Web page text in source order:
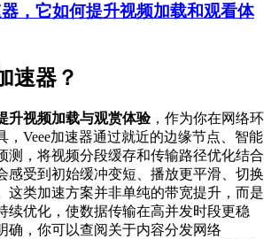
器，它如何提升视频加载和观看体
速器？
升视频加载与观赏体验，作为你在网络环
，Veee加速器通过就近的边缘节点、智能
测，将视频分段缓存和传输路径优化结合
感受到初始缓冲变短、播放更平滑、切换
这类加速方案并非单纯的带宽提升，而是
续优化，使数据传输在高并发时段更稳
确，你可以查阅关于内容分发网络